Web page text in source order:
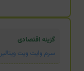
گزینه اقتصادی
سرم وایت ویت ویتالیر